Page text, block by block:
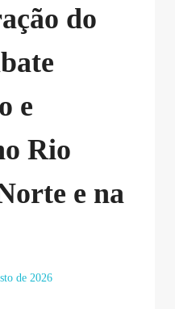
do
e
Rio
e na
de 2026